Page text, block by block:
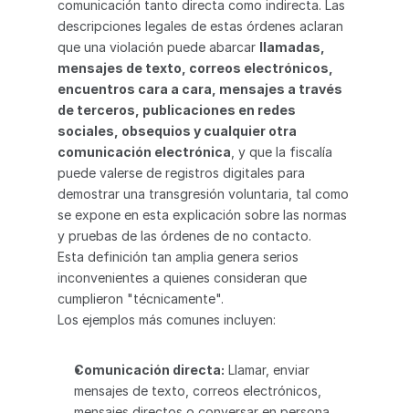
comunicación tanto directa como indirecta. Las
descripciones legales de estas órdenes aclaran
que una violación puede abarcar llamadas,
mensajes de texto, correos electrónicos,
encuentros cara a cara, mensajes a través
de terceros, publicaciones en redes
sociales, obsequios y cualquier otra
comunicación electrónica , y que la fiscalía
puede valerse de registros digitales para
demostrar una transgresión voluntaria, tal como
se expone en esta explicación sobre las normas
y pruebas de las órdenes de no contacto.
Esta definición tan amplia genera serios
inconvenientes a quienes consideran que
cumplieron "técnicamente".
Los ejemplos más comunes incluyen:
Comunicación directa: Llamar, enviar
mensajes de texto, correos electrónicos,